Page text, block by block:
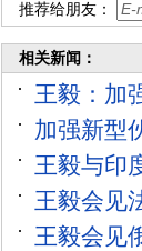
推荐给朋友：
相关新闻：
王毅：加
加强新型
王毅与印
王毅会见
王毅会见